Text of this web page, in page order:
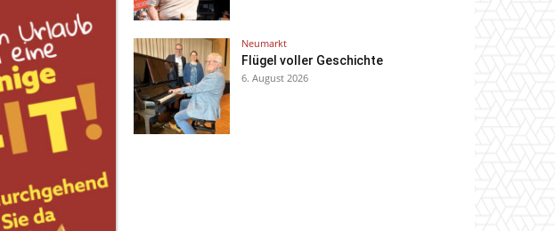
Neumarkt
Flügel voller Geschichte
6. August 2026